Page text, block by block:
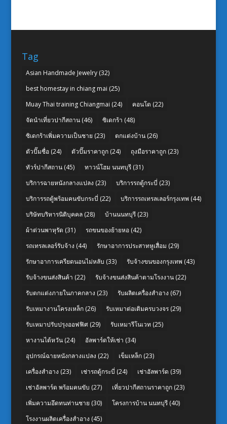
Tag
Asian Handmade Jewelry(32)
best homestay in chiang mai (25)
Muay Thai training Chiangmai (24) คอนโด (22)
จัดนำเที่ยวปากีสถาน(46) ซิเดกร้า (48)
ซิเดกร้าเพิ่มความเป็นชาย (23) ตกแต่งบ้าน(26)
ตัวปั๊มชื่อ(24) ตัวปั๊มราคาถูก(24) ถุงมือราคาถูก(23)
ทัวร์ปากีสถาน(45) ทาวน์โฮม นนทบุรี(31)
บริการฉายหนังกลางแปลง (23) บริการรถตู้กระบี่ (23)
บริการรถตู้พร้อมคนขับกระบี่ (22) บริการรถเทรลเลอร์กรุงเทพ (44)
บริษัทบริหารนิติบุคคล(28) บ้านนนทบุรี(23)
ผ้าต่วนพาหุรัด (31) รถขนของย้ายหอ(42)
รถเทรลเลอร์รับจ้าง (44) รักษาอาการประสาทหูเสื่อม (29)
รักษาอาการเครียดนอนไม่หลับ (33) รับจ้างขนของกรุงเทพ (43)
รับจ้างขนส่งสินค้า (22) รับจ้างขนส่งสินค้าตามโรงงาน(22)
รับตกแต่งภายในภาคกลาง (23) รับผลิตเครื่องสำอาง (67)
รับเหมางานโครงเหล็ก(26) รับเหมาต่อเติมครบวงจร(29)
รับเหมาปรับปรุงออฟฟิศ(29) รับเหมารีโนเวท (25)
หางานไต้หวัน(24) อัลพาร์ดให้เช่า (34)
อุปกรณ์ฉายหนังกลางแปลง (22) เข็มเหล็ก(23)
เครื่องสำอาง (23) เช่ารถตู้กระบี่ (24) เช่าอัลพาร์ด (39)
เช่าอัลพาร์ด พร้อมคนขับ (27) เที่ยวปากีสถานราคาถูก(23)
เพิ่มความอึดทนท่านชาย (30) โครงการบ้าน นนทบุรี(40)
โรงงานผลิตเครื่องสำอาง (45)